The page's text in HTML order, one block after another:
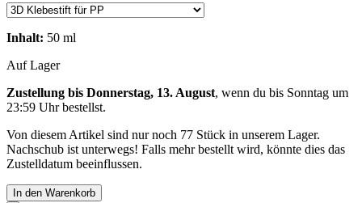
Inhalt: 50 ml
Auf Lager
Zustellung bis Donnerstag, 13. August, wenn du bis Sonntag um
23:59 Uhrbestellst.
Von diesem Artikel sind nur noch 77 Stück in unserem Lager.
Nachschub ist unterwegs! Falls mehr bestellt wird, könnte dies das
Zustelldatum beeinflussen.
In den Warenkorb